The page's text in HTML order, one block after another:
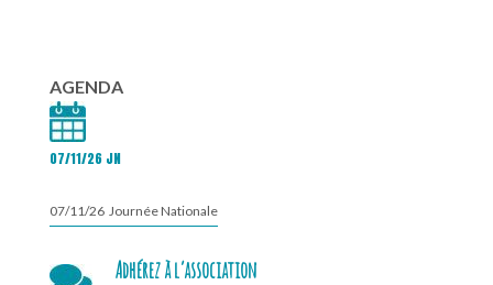
AGENDA
07/11/26 JN
07/11/26 Journée Nationale
Adhérez à l’association